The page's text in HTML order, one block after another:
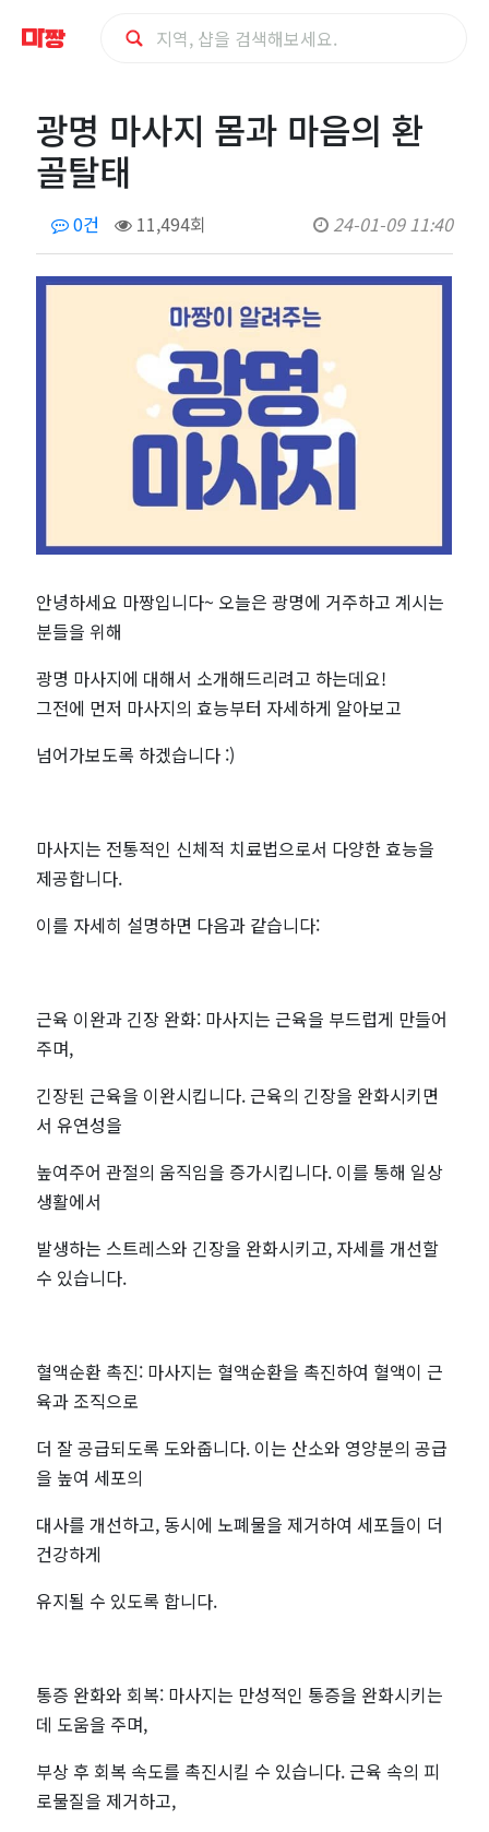
광
명
사
의
환
골
탈
전
국
사
지
최
저
가
약
마
짱
광명 마사지 몸과 마음의 환
골탈태
0건 11,494회 24-01-09 11:40
안녕하세요 마짱입니다~ 오늘은 광명에 거주하고 계시는
분들을 위해
광명 마사지에 대해서 소개해드리려고 하는데요!
그전에 먼저 마사지의 효능부터 자세하게 알아보고
넘어가보도록 하겠습니다 :)
마사지는 전통적인 신체적 치료법으로서 다양한 효능을
제공합니다.
이를 자세히 설명하면 다음과 같습니다:
근육 이완과 긴장 완화: 마사지는 근육을 부드럽게 만들어
주며,
긴장된 근육을 이완시킵니다. 근육의 긴장을 완화시키면
서 유연성을
높여주어 관절의 움직임을 증가시킵니다. 이를 통해 일상
생활에서
발생하는 스트레스와 긴장을 완화시키고, 자세를 개선할
수 있습니다.
혈액순환 촉진: 마사지는 혈액순환을 촉진하여 혈액이 근
육과 조직으로
더 잘 공급되도록 도와줍니다. 이는 산소와 영양분의 공급
을 높여 세포의
대사를 개선하고, 동시에 노폐물을 제거하여 세포들이 더
건강하게
유지될 수 있도록 합니다.
통증 완화와 회복: 마사지는 만성적인 통증을 완화시키는
데 도움을 주며,
부상 후 회복 속도를 촉진시킬 수 있습니다. 근육 속의 피
로물질을 제거하고,